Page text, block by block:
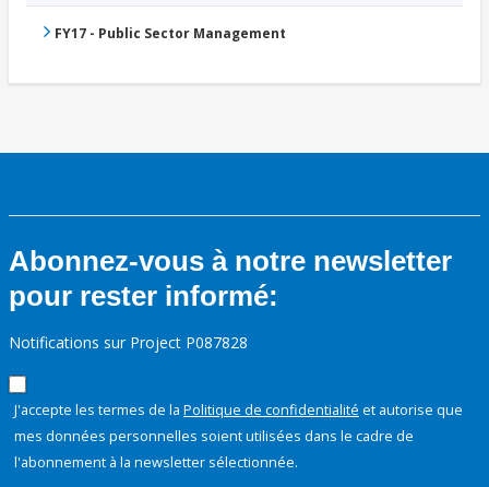
FY17 - Public Sector Management
Abonnez-vous à notre newsletter
pour rester informé:
Notifications sur Project P087828
J'accepte les termes de la Politique de confidentialité et autorise que
mes données personnelles soient utilisées dans le cadre de
l'abonnement à la newsletter sélectionnée.